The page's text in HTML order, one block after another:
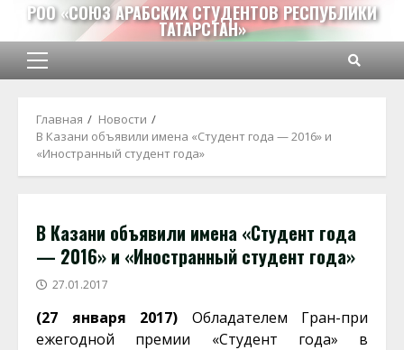
Перейти
содержимому
РОО «СОЮЗ АРАБСКИХ СТУДЕНТОВ РЕСПУБЛИКИ
ТАТАРСТАН»
Основное
Главная
Новости
В Казани объявили имена «Студент года — 2016» и
«Иностранный студент года»
В Казани объявили имена «Студент года
— 2016» и «Иностранный студент года»
27.01.2017
(27 января 2017) Обладателем Гран-при
ежегодной премии «Студент года» в